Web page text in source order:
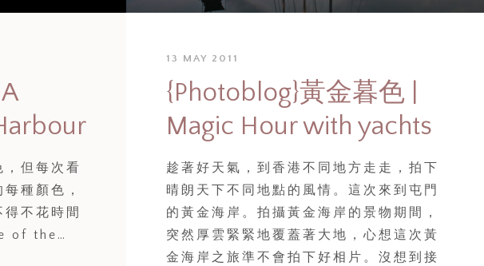
但每次看
種顏色，
不花時間
of the…
13 MAY 2011
{Photoblog}黃金暮色 |
Magic Hour with yachts
趁著好天氣，到香港不同地方走走，拍下
晴朗天下不同地點的風情。這次來到屯門
的黃金海岸。拍攝黃金海岸的景物期間，
突然厚雲緊緊地覆蓋著大地，心想這次黃
金海岸之旅準不會拍下好相片。沒想到接